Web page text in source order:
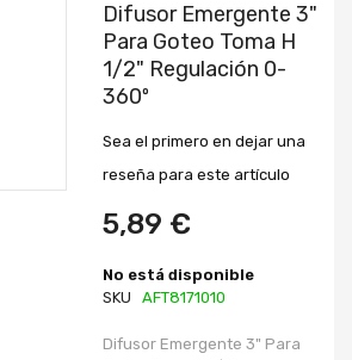
comienzo
galería
imágenes
Difusor Emergente 3"
Para Goteo Toma H
1/2" Regulación 0-
360º
Sea el primero en dejar una
reseña para este artículo
5,89 €
No está disponible
SKU
AFT8171010
Difusor Emergente 3" Para